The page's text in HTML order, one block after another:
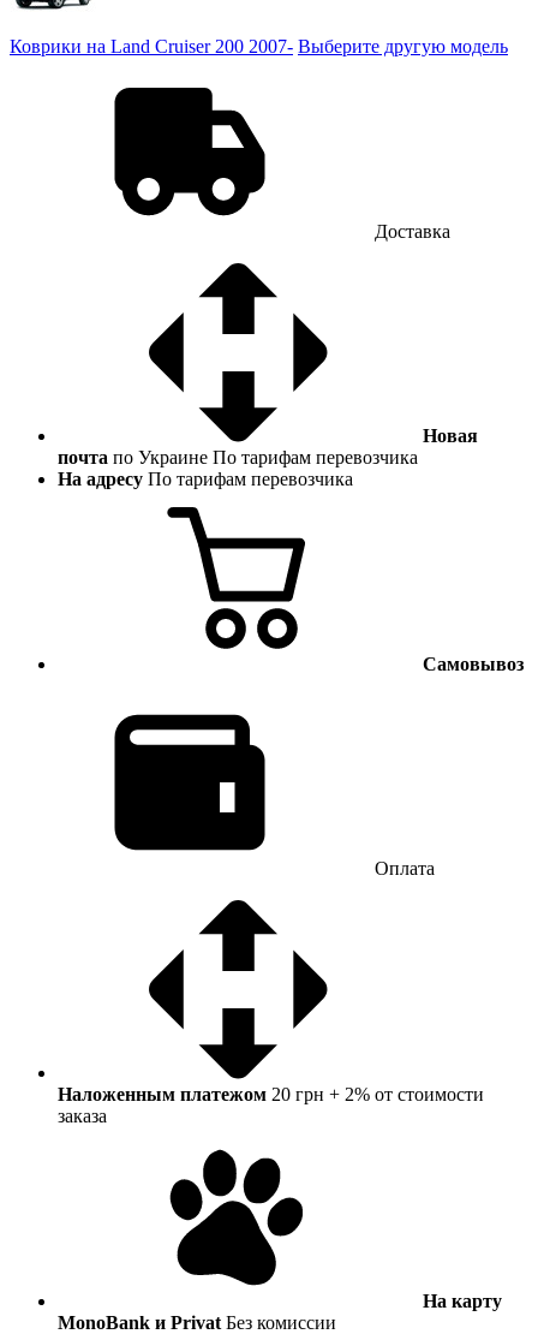
Коврики на Land Cruiser 200 2007- Выберите другую модель
Доставка
Новая
почта по Украине По тарифам перевозчика
На адресу По тарифам перевозчика
Самовывоз
Оплата
Наложенным платежом 20 грн + 2% от стоимости
заказа
На карту
MonoBank и Privat Без комиссии